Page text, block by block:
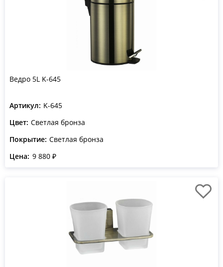
Ведро 5L K-645
Артикул: K-645
Цвет: Светлая бронза
Покрытие: Светлая бронза
Цена: 9 880 ₽